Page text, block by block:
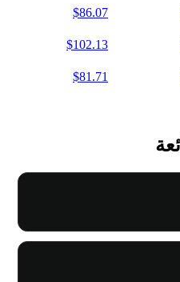
$86.07
$102.13
$81.71